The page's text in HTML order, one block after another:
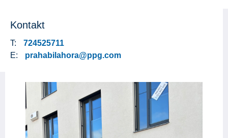
Kontakt
T:
724525711
E:
prahabilahora@ppg.com